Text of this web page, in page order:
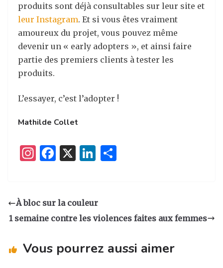
produits sont déjà consultables sur leur site et
leur Instagram. Et si vous êtes vraiment
amoureux du projet, vous pouvez même
devenir un « early adopters », et ainsi faire
partie des premiers clients à tester les
produits.
L’essayer, c’est l’adopter !
Mathilde Collet
I
a
g
m
F
e
b
o
X
Li
e
dI er
À bloc sur la couleur
1 semaine contre les violences faites aux femmes
Vous pourrez aussi aimer